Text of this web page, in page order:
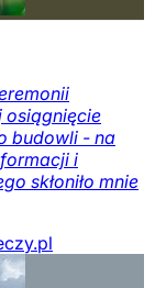
osiągnięcie
budowli - na
i
skłoniło mnie